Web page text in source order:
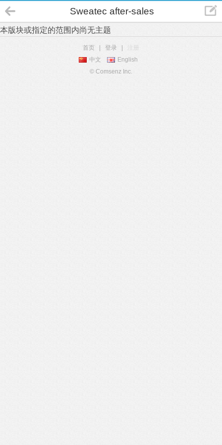
Sweatec after-sales
本版块或指定的范围内尚无主题
首页 登录
中文
English
© Comsenz Inc.